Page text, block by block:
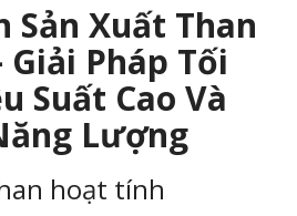
Sản Xuất Than
Pháp Tối
Suất Cao Và
Lượng
hoạt tính